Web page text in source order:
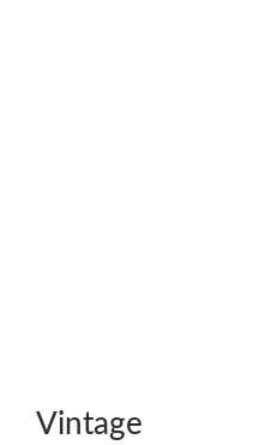
Vintage